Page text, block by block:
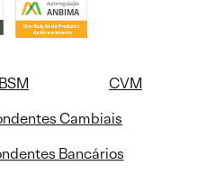
BSM
CVM
Cambiais
Bancários